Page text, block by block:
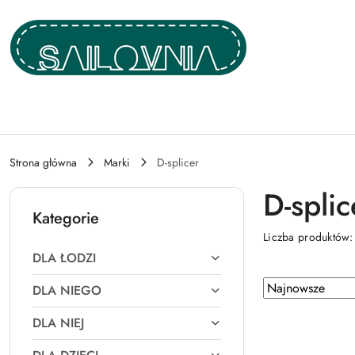
Przejdź do treści głównej
Przejdź do wyszukiwarki
Przejdź do moje konto
Przejdź do menu głównego
Przejdź do stopki
Strona główna Marki D-splicer
Kategorie
DLA ŁODZI
DLA NIEGO
DLA NIEJ
D-
Liczba
Zastosowano
sortowanie:
Sortuj
według